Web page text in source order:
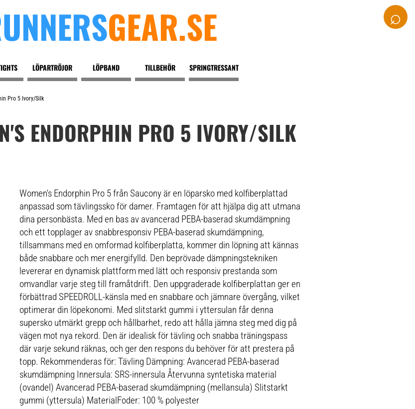
GEAR.SE ⌕
LÖPARTRÖJOR LÖPBAND TILLBEHÖR SPRINGTRESSANT
Pro 5 Ivory/silk
ENDORPHIN PRO 5 IVORY/SILK
Women's Endorphin Pro 5 från Saucony är en löparsko med kolfiberplattad
anpassad som tävlingssko för damer. Framtagen för att hjälpa dig att utmana
dina personbästa. Med en bas av avancerad PEBA-baserad skumdämpning
och ett topplager av snabbresponsiv PEBA-baserad skumdämpning,
tillsammans med en omformad kolfiberplatta, kommer din löpning att kännas
både snabbare och mer energifylld. Den beprövade dämpningstekniken
levererar en dynamisk plattform med lätt och responsiv prestanda som
omvandlar varje steg till framåtdrift. Den uppgraderade kolfiberplattan ger en
förbättrad SPEEDROLL-känsla med en snabbare och jämnare övergång, vilket
optimerar din löpekonomi. Med slitstarkt gummi i yttersulan får denna
supersko utmärkt grepp och hållbarhet, redo att hålla jämna steg med dig på
vägen mot nya rekord. Den är idealisk för tävling och snabba träningspass
där varje sekund räknas, och ger den respons du behöver för att prestera på
topp. Rekommenderas för: Tävling Dämpning: Avancerad PEBA-baserad
skumdämpning Innersula: SRS-innersula Återvunna syntetiska material
(ovandel) Avancerad PEBA-baserad skumdämpning (mellansula) Slitstarkt
gummi (yttersula) MaterialFoder: 100 % polyester